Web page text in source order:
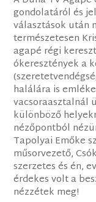
gondolatáról és
választások után
természetesen
agapé régi
ókeresztények a
halálára is
vacsoraasztalnál
különböző
nézőpontból
Tapolyai Emőke
műsorvezető,
szerzetes és én,
érdekes volt a
nézzétek meg!